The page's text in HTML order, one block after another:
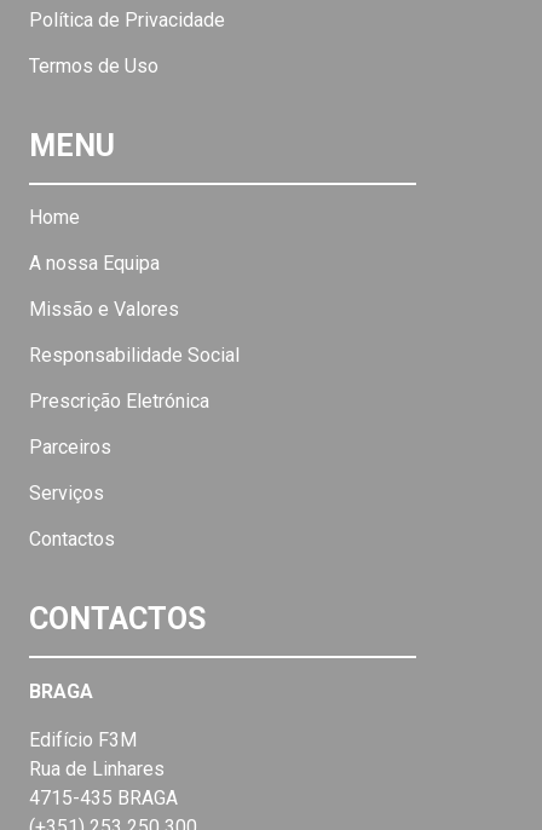
Política de Privacidade
Termos de Uso
MENU
Home
A nossa Equipa
Missão e Valores
Responsabilidade Social
Prescrição Eletrónica
Parceiros
Serviços
Contactos
CONTACTOS
BRAGA
Edifício F3M
Rua de Linhares
4715-435 BRAGA